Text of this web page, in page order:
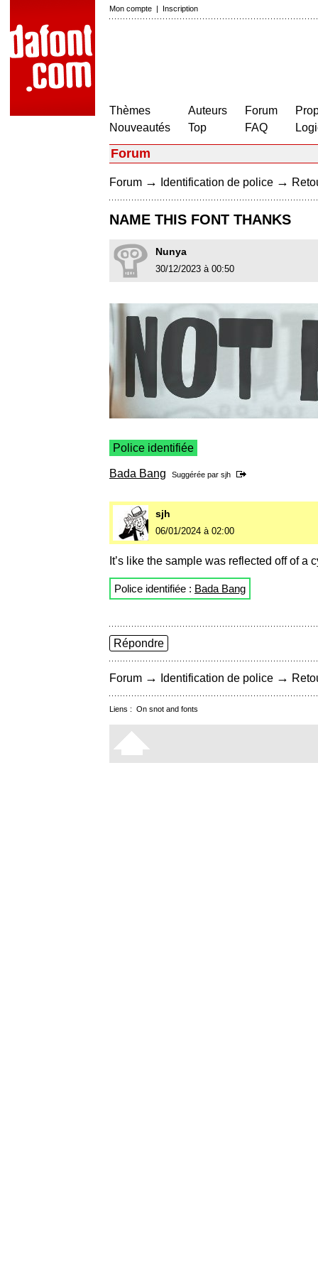
Mon compte | Inscription
Thèmes
Nouveautés
Auteurs
Top
Forum
FAQ
Forum
Forum → Identification de police →
NAME THIS FONT THANKS
Nunya
30/12/2023 à 00:50
Police identifiée
Bada Bang Suggérée par sjh
sjh
06/01/2024 à 02:00
It’s like the sample was reflected off of a
Police identifiée : Bada Bang
Répondre
Forum → Identification de police →
Liens : On snot and fonts